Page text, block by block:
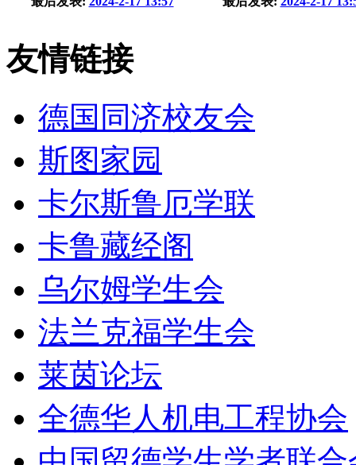
友情链接
德国同济校友会
斯图家园
卡尔斯鲁厄学联
卡鲁藏经阁
乌尔姆学生会
法兰克福学生会
莱茵论坛
全德华人机电工程协会